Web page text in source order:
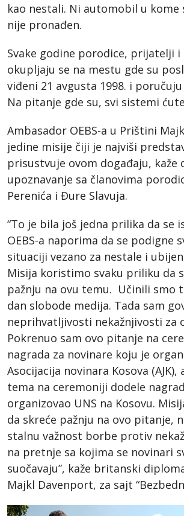
kao nestali. Ni automobil u kome
nije pronađen.
Svake godine porodice, prijatelji i
okupljaju se na mestu gde su
viđeni 21 avgusta 1998. i poručuju
Na pitanje gde su, svi sistemi
Ambasador OEBS-a u Prištini
jedine misije čiji je najviši
prisustvuje ovom događaju, kaže
upoznavanje sa članovima
Perenića i Đure Slavuja.
“To je bila još jedna prilika da se
OEBS-a naporima da se podigne
situaciji vezano za nestale i
Misija koristimo svaku priliku da
pažnju na ovu temu. Učinili smo
dan slobode medija. Tada sam
neprihvatljivosti nekažnjivosti za
Pokrenuo sam ovo pitanje na
nagrada za novinare koju je
Asocijacija novinara Kosova
tema na ceremoniji dodele
organizovao UNS na Kosovu.
da skreće pažnju na ovo pitanje,
stalnu važnost borbe protiv
na pretnje sa kojima se novinari
suočavaju”, kaže britanski
Majkl Davenport, za sajt